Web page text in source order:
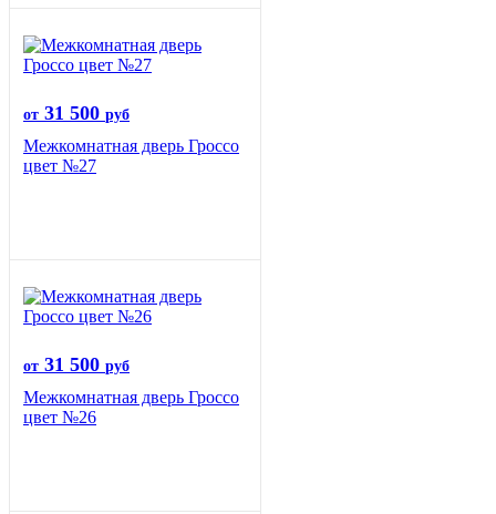
от 31 500 руб
Межкомнатная дверь Гроссо
цвет №27
от 31 500 руб
Межкомнатная дверь Гроссо
цвет №26